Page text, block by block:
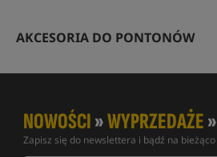
AKCESORIA DO PONTONÓW
NOWOŚCI»WYPRZEDAŻE»
Zapisz się do newslettera i bądź na bieżąco